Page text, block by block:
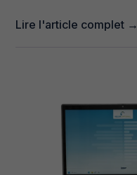
Lire l'article complet →